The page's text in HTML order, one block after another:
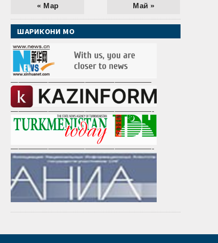
« Мар Май »
ШАРИКОНИ МО
———————————————————
———————————————————-
———————————————————-